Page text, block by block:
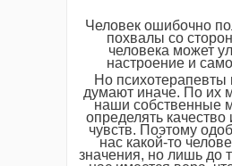
Человек ошибочно
похвалы со
человека может
настроение и
Но психотерапевты
думают иначе. По их
наши собственные
определять
чувств. Поэтому
нас какой-то
значения, но лишь до